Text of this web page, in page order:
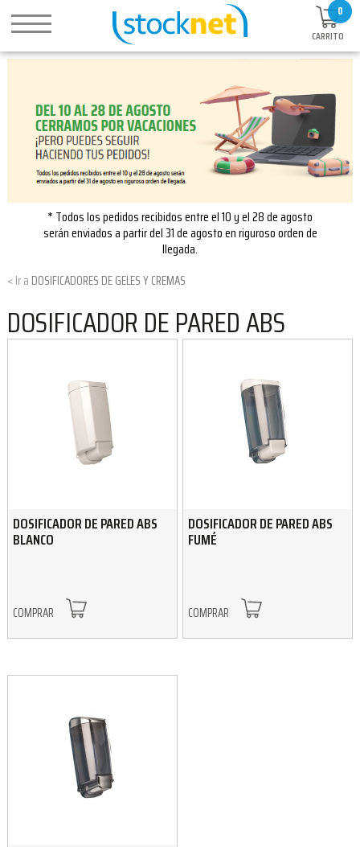
0
CARRITO
* Todos los pedidos recibidos entre el 10 y el 28 de agosto
serán enviados a partir del 31 de agosto en riguroso orden de
llegada.
DOSIFICADORES DE GELES Y CREMAS
DOSIFICADOR DE PARED ABS
DOSIFICADOR DE PARED ABS
BLANCO
COMPRAR
DOSIFICADOR DE PARED ABS
FUMÉ
COMPRAR